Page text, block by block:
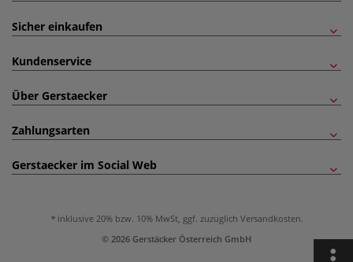
Sicher einkaufen
Kundenservice
Über Gerstaecker
Zahlungsarten
Gerstaecker im Social Web
inklusive 20% bzw. 10% MwSt, ggf. zuzüglich Versandkosten.
© 2026 Gerstäcker Österreich GmbH